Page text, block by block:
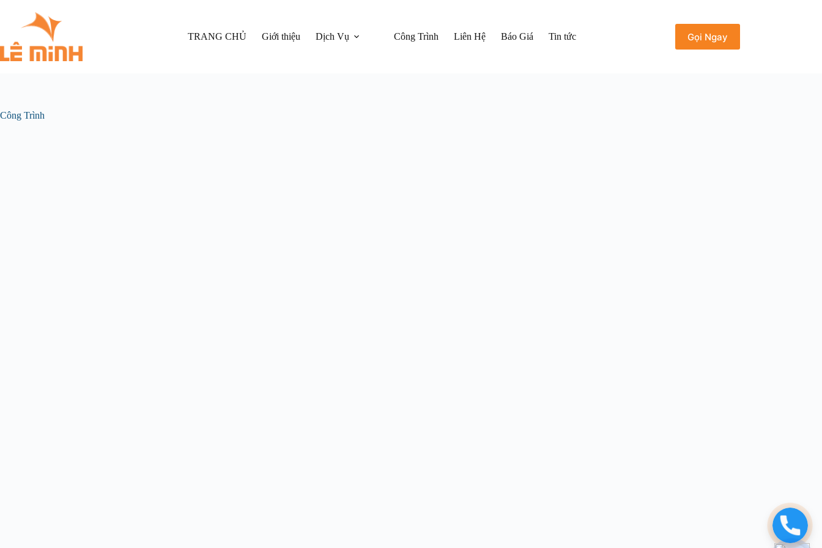
TRANG CHỦ Giới thiệu Dịch Vụ Công Trình Liên Hệ Báo Giá Tin tức Gọi Ngay
Công Trình